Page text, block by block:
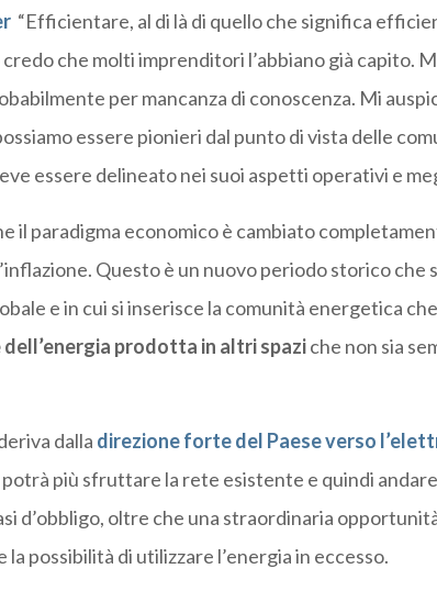
“Efficientare, al di là di quello che significa
che molti imprenditori l’abbiano già capito.
per mancanza di conoscenza. Mi
essere pionieri dal punto di vista delle
essere delineato nei suoi aspetti operativi e
il paradigma economico è cambiato
Questo è un nuovo periodo storico che
e in cui si inserisce la comunità energetica
prodotta in altri spaziche non sia
dalla direzione forte del Paese verso
più sfruttare la rete esistente e quindi
d’obbligo, oltre che una straordinaria
la possibilità di utilizzare l’energia in eccesso.